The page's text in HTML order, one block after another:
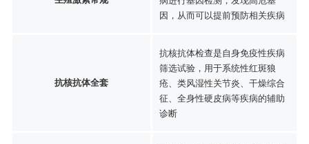
因，从而可以提前预防相关疾病
抗核抗体全套
抗核抗体检查是自身免疫性疾病
筛选试验，用于系统性红斑狼
疮、类风湿性关节炎、干燥综合
征、全身性硬皮病等疾病的辅助
诊断